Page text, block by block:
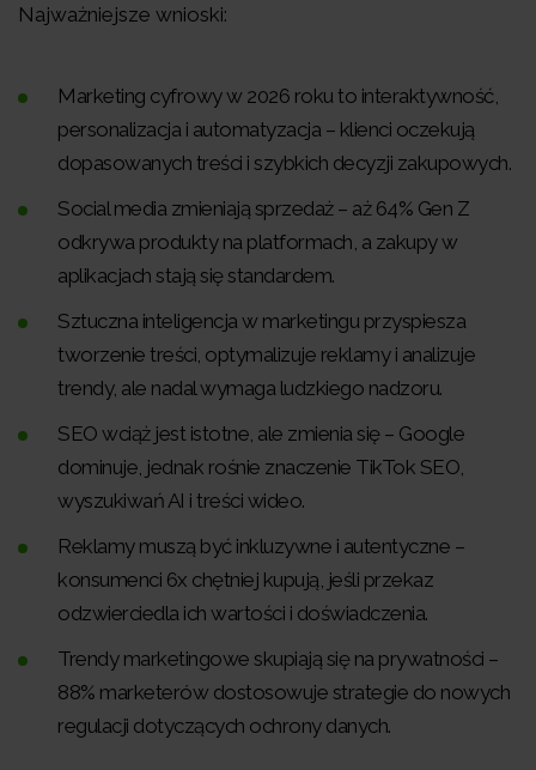
Najważniejsze wnioski:
Marketing cyfrowy w 2026 roku to interaktywność,
personalizacja i automatyzacja – klienci oczekują
dopasowanych treści i szybkich decyzji zakupowych.
Social media zmieniają sprzedaż – aż 64% Gen Z
odkrywa produkty na platformach, a zakupy w
aplikacjach stają się standardem.
Sztuczna inteligencja w marketingu przyspiesza
tworzenie treści, optymalizuje reklamy i analizuje
trendy, ale nadal wymaga ludzkiego nadzoru.
SEO wciąż jest istotne, ale zmienia się – Google
dominuje, jednak rośnie znaczenie TikTok SEO,
wyszukiwań AI i treści wideo.
Reklamy muszą być inkluzywne i autentyczne –
konsumenci 6x chętniej kupują, jeśli przekaz
odzwierciedla ich wartości i doświadczenia.
Trendy marketingowe skupiają się na prywatności –
88% marketerów dostosowuje strategie do nowych
regulacji dotyczących ochrony danych.